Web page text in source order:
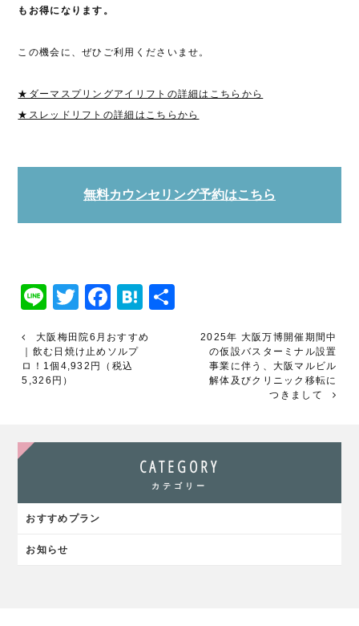
もお得になります。
この機会に、ぜひご利用くださいませ。
★ダーマスプリングアイリフトの詳細はこちらから
★スレッドリフトの詳細はこちらから
無料カウンセリング予約はこちら
LineTwitter
Facebook
Hatena
大阪梅田院6月おすすめ
｜飲む日焼け止めソルプ
ロ！1個4,932円（税込
5,326円）
2025年 大阪万博開催期間中
の仮設バスターミナル設置
事業に伴う、大阪マルビル
解体及びクリニック移転に
つきまして
CATEGORY
カテゴリー
おすすめプラン
お知らせ